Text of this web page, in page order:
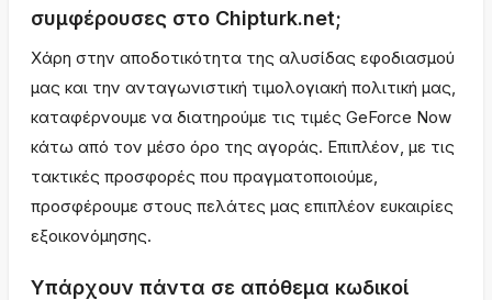
συμφέρουσες στο Chipturk.net;
Χάρη στην αποδοτικότητα της αλυσίδας εφοδιασμού
μας και την ανταγωνιστική τιμολογιακή πολιτική μας,
καταφέρνουμε να διατηρούμε τις τιμές GeForce Now
κάτω από τον μέσο όρο της αγοράς. Επιπλέον, με τις
τακτικές προσφορές που πραγματοποιούμε,
προσφέρουμε στους πελάτες μας επιπλέον ευκαιρίες
εξοικονόμησης.
Υπάρχουν πάντα σε απόθεμα κωδικοί